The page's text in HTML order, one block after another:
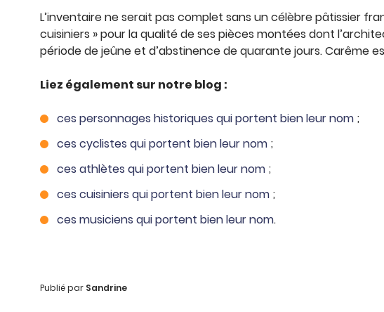
L’inventaire ne serait pas complet sans un célèbre pâtissier
cuisiniers » pour la qualité de ses pièces montées dont
période de jeûne et d’abstinence de quarante jours. Carême
Liez également sur notre blog :
ces personnages historiques qui portent bien leur nom ;
ces cyclistes qui portent bien leur nom ;
ces athlètes qui portent bien leur nom ;
ces cuisiniers qui portent bien leur nom ;
ces musiciens qui portent bien leur nom.
Publié par Sandrine